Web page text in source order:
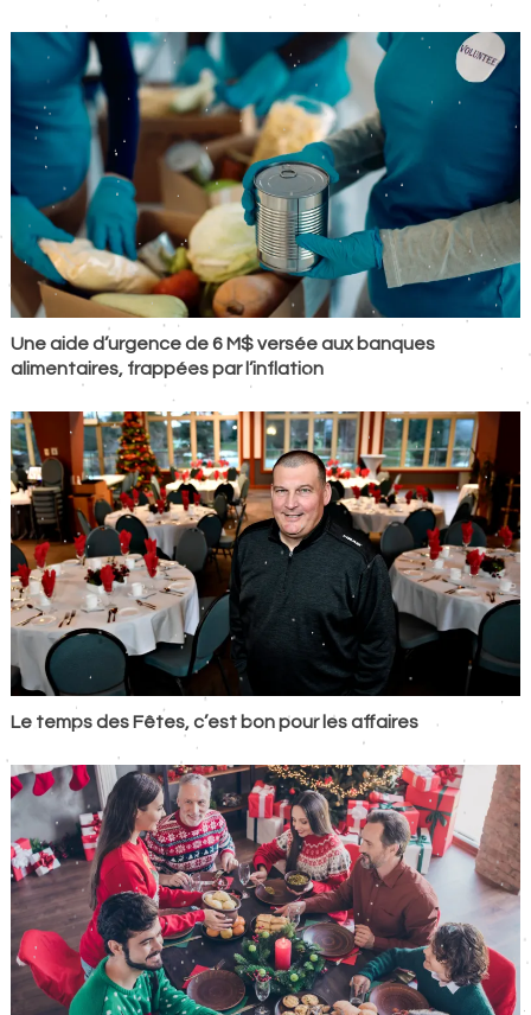
Une aide d’urgence de 6 M$ versée aux banques
alimentaires, frappées par l’inflation
Le temps des Fêtes, c’est bon pour les affaires